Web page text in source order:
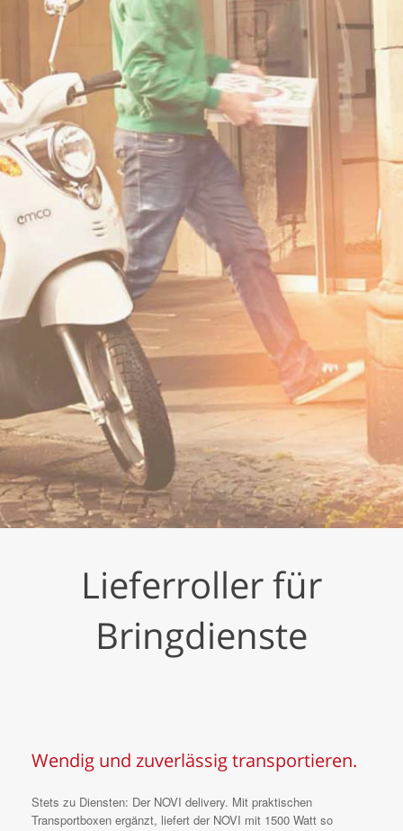
Lieferroller für
Bringdienste
Wendig und zuverlässig transportieren.
Stets zu Diensten: Der NOVI delivery. Mit praktischen
Transportboxen ergänzt, liefert der NOVI mit 1500 Watt so